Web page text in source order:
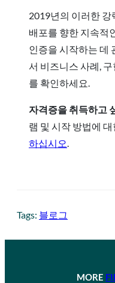
2019년의 이러한 강
배포를 향한 지속적
인증을 시작하는 데
서 비즈니스 사례,
를 확인하세요.
자격증을 취득하고
램 및 시작 방법에
하십시오.
Tags: 블로그
MORE